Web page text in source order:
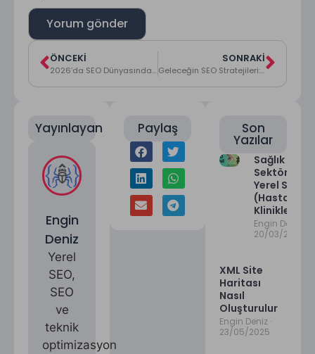
ÖNCEKI
2026’da SEO Dünyasında Öne Çıkan Stratejiler ve Teknikler
SONRAKI
Geleceğin SEO Stratejileri: İçerikten Site Taşımaya, Video SEO’ya Kadar Her Şey
Yayınlayan
Engin
Deniz
Yerel
SEO,
SEO
ve
teknik
optimizasyon
Paylaş Son
Yazılar
Sağlık
Sektöründe
Yerel SEO
Klinikler)
Engin Deniz
20/03/2026
XML Site
Haritası
Nasıl
Oluşturulur
Engin Deniz
23/05/2025